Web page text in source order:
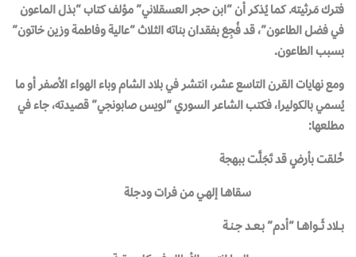
فترك مَرثيته. كما يُذكر أن “ابن حجر العسقلاني” مؤلف كتاب “بذل الماعون
في فضل الطاعون”، قد فُجِعَ بفقدان بناته الثلاث “عالية وفاطمة وزين خاتون”
بسبب الطاعون.
ومع نهايات القرن التاسع عشر، انتشر في بلاد الشام وباء الهواء الأصفر أو ما
يُسمي بالكوليرا، فكتب الشاعر السوري “لويس صابونجي” قصيدته، جاء في
مطلعها:
خُلقت بأرضٍ قد تَجَلَّت ببهجة
سـقاهــا إلهــي من فرات ودجلة
بـــلاد ثَــــواهـــا “أدم” بــعـــد جــنــة